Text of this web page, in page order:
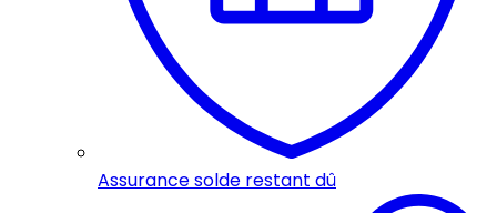
Assurance solde restant dû